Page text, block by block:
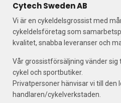
Cytech Sweden AB
Vi är en cykeldelsgrossist med
cykeldelsföretag som
kvalitet, snabba leveranser och
Vår grossistförsäljning vänder
cykel och sportbutiker.
Privatpersoner hänvisar vi till den
handlaren/cykelverkstaden.